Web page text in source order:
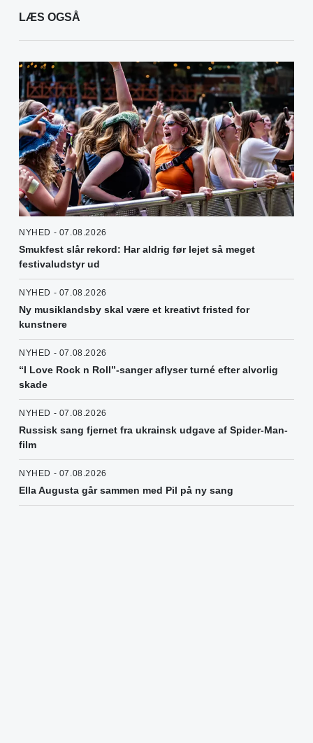
LÆS OGSÅ
NYHED - 07.08.2026
Smukfest slår rekord: Har aldrig før lejet så meget
festivaludstyr ud
NYHED - 07.08.2026
Ny musiklandsby skal være et kreativt fristed for
kunstnere
NYHED - 07.08.2026
“I Love Rock n Roll”-sanger aflyser turné efter alvorlig
skade
NYHED - 07.08.2026
Russisk sang fjernet fra ukrainsk udgave af Spider-Man-
film
NYHED - 07.08.2026
Ella Augusta går sammen med Pil på ny sang